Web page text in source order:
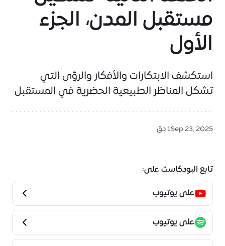
مستقبل المدن، الجزء
الأول
استكشف الابتكارات والأفكار والرؤى التي
تشكل المناظر الطبيعية الحضرية في المستقبل
Sep 23, 20251 دق
تابع البودكاست على:
على يوتيوب
على يوتيوب